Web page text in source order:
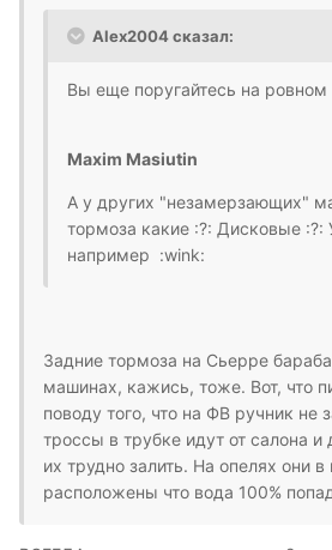
Alex2004 сказал:
Вы еще поругайтесь на
Maxim Masiutin
А у других "незамерзающих"
тормоза какие :?: Дисковые
например :wink:
Задние тормоза на Сьерре
машинах, кажись, тоже. Вот, что
поводу того, что на ФВ ручник не
троссы в трубке идут от салона и
их трудно залить. На опелях они
расположены что вода 100%